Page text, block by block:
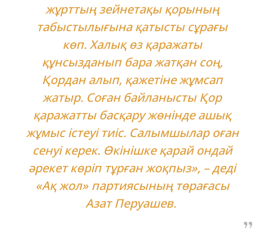
жұрттың зейнетақы қорының
табыстылығына қатысты сұрағы
көп. Халық өз қаражаты
құнсызданып бара жатқан соң,
Қордан алып, қажетіне жұмсап
жатыр. Соған байланысты Қор
қаражатты басқару жөнінде ашық
жұмыс істеуі тиіс. Салымшылар оған
сенуі керек. Өкінішке қарай ондай
әрекет көріп тұрған жоқпыз», – деді
«Ақ жол» партиясының төрағасы
Азат Перуашев.